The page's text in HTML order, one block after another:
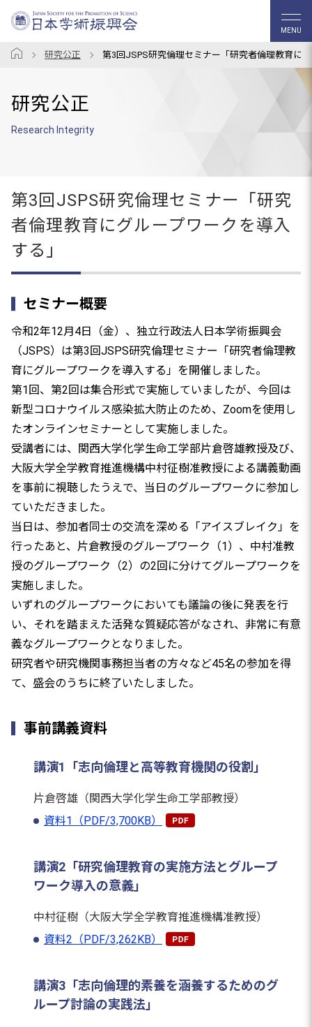
MENU
研究公正 第3回JSPS研究倫理セミナー「研究者倫理教育に
研究公正
Research Integrity
第3回JSPS研究倫理セミナー「研究
者倫理教育にグループワークを導入
する」
セミナー概要
令和2年12月4日（金）、独立行政法人日本学術振興会
（JSPS）は第3回JSPS研究倫理セミナー「研究者倫理教
育にグループワークを導入する」を開催しました。
第1回、第2回は集合形式で実施していましたが、今回は
新型コロナウイルス感染拡大防止のため、Zoomを使用し
たオンラインセミナーとして実施しました。
受講者には、関西大学化学生命工学部片倉啓雄教授及び、
大阪大学全学教育推進機構中村征樹准教授による講義動画
を事前に視聴したうえで、当日のグループワークに参加し
ていただきました。
当日は、参加者同士の交流を深める「アイスブレイク」を
行ったあと、片倉教授のグループワーク（1）、中村准教
授のグループワーク（2）の2回に分けてグループワークを
実施しました。
いずれのグループワークにおいても議論の後に発表を行
い、それを踏まえた活発な質疑応答がなされ、非常に有意
義なグループワークとなりました。
研究者や研究機関事務担当者の方々など45名の参加を得
て、盛会のうちに終了いたしました。
事前講義資料
講演1「志向倫理と高等教育機関の役割」
片倉啓雄（関西大学化学生命工学部教授）
資料1（PDF/3,700KB）
講演2「研究倫理教育の実施方法とグループ
ワーク導入の意義」
中村征樹（大阪大学全学教育推進機構准教授）
資料2（PDF/3,262KB）
講演3「志向倫理的素養を涵養するためのグ
ループ討論の実践法」